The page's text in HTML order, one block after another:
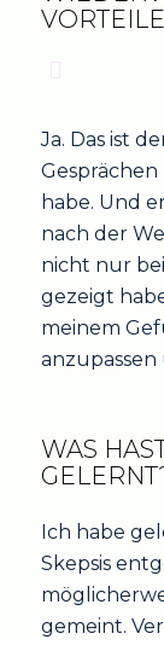
Ja. Das ist
habe. Und
nach der
nicht nur
gezeigt
meinem
anzupassen
WAS
Ich habe
Skepsis
gemeint.